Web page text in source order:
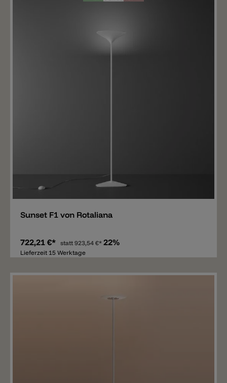
Merken
Sunset F1 von Rotaliana
722,21 €* statt923,54 €* 22%
Lieferzeit 15 Werktage